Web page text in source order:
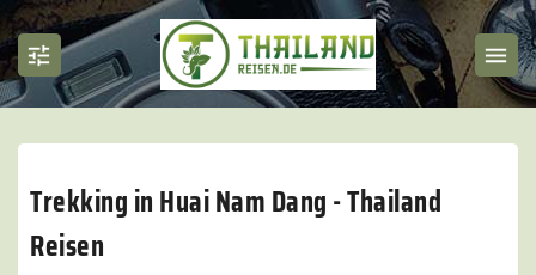
Trekking in Huai Nam Dang - Thailand
Reisen